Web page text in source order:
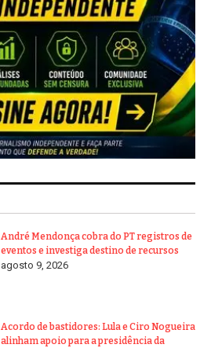
André Mendonça cobra do PT registros de
eventos e investiga destino de recursos
agosto 9, 2026
Acordo de bastidores: Lula e Ciro Nogueira
alinham apoio para a presidência da